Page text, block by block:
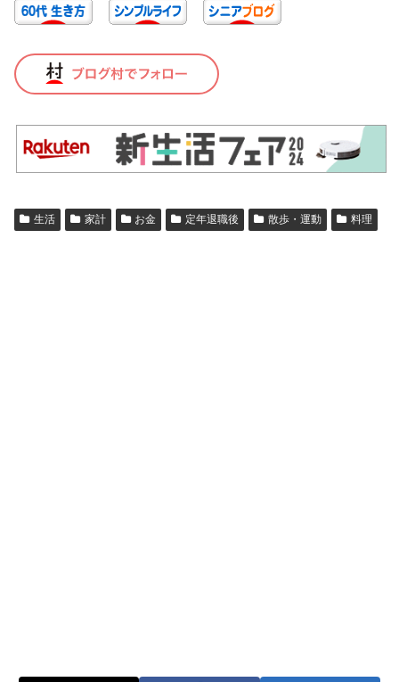
生活 家計 お金 定年退職後 散歩・運動 料理